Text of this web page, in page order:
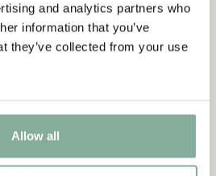
and analytics partners who
information that you’ve
they’ve collected from your use
Allow all
LEKSAKER